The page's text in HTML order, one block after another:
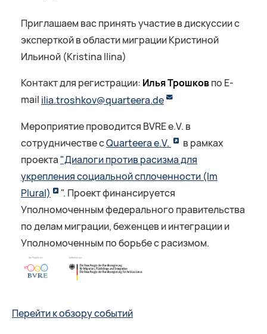
Приглашаем вас принять участие в дискуссии с
эксперткой в области миграции Кристиной
Ильиной (Kristina Ilina)
Контакт для регистрации: Илья Трошковпо E-
mail ilia.troshkov@quarteera.de
Мероприятие проводится BVRE e.V. в
сотрудничестве сQuarteera e.V.
в рамках
проекта "Диалоги против расизма для
укрепления социальной сплоченности (Im
Plural)
". Проект финансируется
Уполномоченным федерального правительства
по делам миграции, беженцев и интеграции и
Уполномоченным по борьбе с расизмом.
Перейти к обзору событий